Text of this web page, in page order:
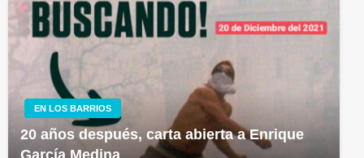
EN LOS BARRIOS
20 años después, carta abierta a Enrique